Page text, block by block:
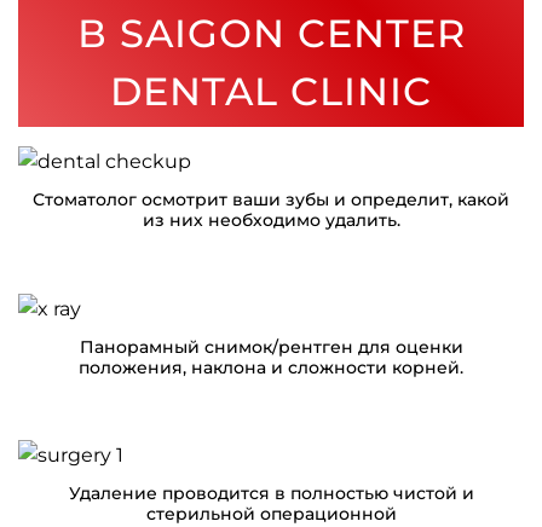
В SAIGON CENTER
DENTAL CLINIC
Стоматолог осмотрит ваши зубы и определит, какой
из них необходимо удалить.
Панорамный снимок/рентген для оценки
положения, наклона и сложности корней.
Удаление проводится в полностью чистой и
стерильной операционной